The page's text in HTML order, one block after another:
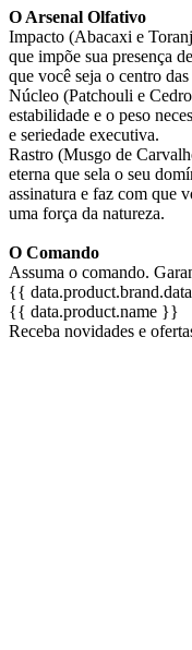
O Arsenal Olfativo
Impacto (Abacaxi e
que impõe sua presença
que você seja o centro
Núcleo (Patchouli e
estabilidade e o peso
e seriedade executiva.
Rastro (Musgo de
eterna que sela o seu
assinatura e faz com que
uma força da natureza.
O Comando
Assuma o comando.
{{
{{ data.product.name }}
Receba novidades e